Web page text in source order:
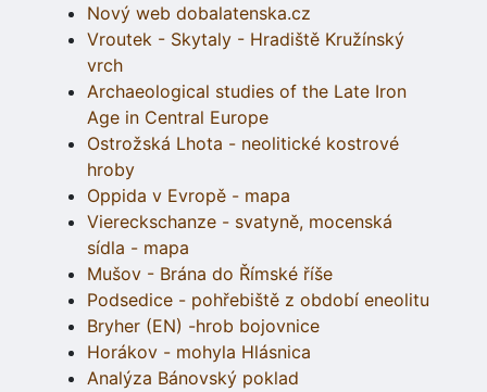
Nový web dobalatenska.cz
Vroutek - Skytaly - Hradiště Kružínský
vrch
Archaeological studies of the Late Iron
Age in Central Europe
Ostrožská Lhota - neolitické kostrové
hroby
Oppida v Evropě - mapa
Viereckschanze - svatyně, mocenská
sídla - mapa
Mušov - Brána do Římské říše
Podsedice - pohřebiště z období eneolitu
Bryher (EN) -hrob bojovnice
Horákov - mohyla Hlásnica
Analýza Bánovský poklad